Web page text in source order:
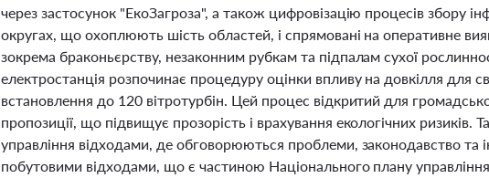
через застосунок "ЕкоЗагроза", а також цифровізацію процесів збору
округах, що охоплюють шість областей, і спрямовані на оперативне
зокрема браконьєрству, незаконним рубкам та підпалам сухої
електростанція розпочинає процедуру оцінки впливу на довкілля для
встановлення до 120 вітротурбін. Цей процес відкритий для
пропозиції, що підвищує прозорість і врахування екологічних
управління відходами, де обговорюються проблеми, законодавство та
побутовими відходами, що є частиною Національного плану